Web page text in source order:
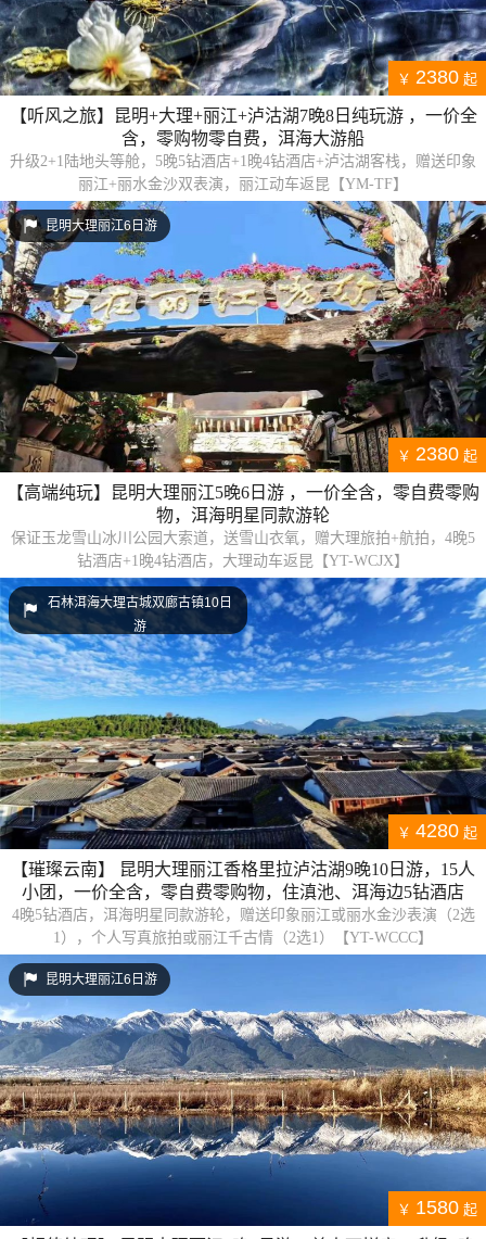
￥ 2380 起
【听风之旅】昆明+大理+丽江+泸沽湖7晚8日纯玩游 ，一价全
含，零购物零自费，洱海大游船
升级2+1陆地头等舱，5晚5钻酒店+1晚4钻酒店+泸沽湖客栈，赠送印象
丽江+丽水金沙双表演，丽江动车返昆【YM-TF】
昆明大理丽江6日游
￥ 2380 起
【高端纯玩】昆明大理丽江5晚6日游 ，一价全含，零自费零购
物，洱海明星同款游轮
保证玉龙雪山冰川公园大索道，送雪山衣氧，赠大理旅拍+航拍，4晚5
钻酒店+1晚4钻酒店，大理动车返昆【YT-WCJX】
石林洱海大理古城双廊古镇10日
游
￥ 4280 起
【璀璨云南】 昆明大理丽江香格里拉泸沽湖9晚10日游，15人
小团，一价全含，零自费零购物，住滇池、洱海边5钻酒店
4晚5钻酒店，洱海明星同款游轮，赠送印象丽江或丽水金沙表演（2选
1），个人写真旅拍或丽江千古情（2选1）【YT-WCCC】
昆明大理丽江6日游
￥ 1580 起